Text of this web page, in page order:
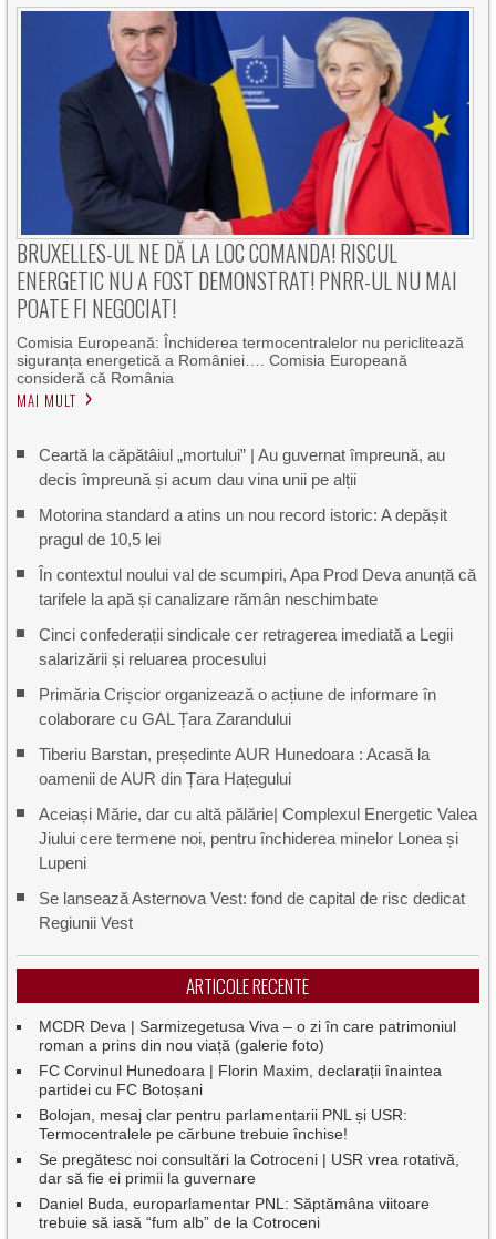
BRUXELLES-UL NE DĂ LA LOC COMANDA! RISCUL
ENERGETIC NU A FOST DEMONSTRAT! PNRR-UL NU MAI
POATE FI NEGOCIAT!
Comisia Europeană: Închiderea termocentralelor nu periclitează
siguranța energetică a României…. Comisia Europeană
consideră că România
MAI MULT
Ceartă la căpătâiul „mortului” | Au guvernat împreună, au
decis împreună și acum dau vina unii pe alții
Motorina standard a atins un nou record istoric: A depășit
pragul de 10,5 lei
În contextul noului val de scumpiri, Apa Prod Deva anunță că
tarifele la apă și canalizare rămân neschimbate
Cinci confederații sindicale cer retragerea imediată a Legii
salarizării și reluarea procesului
Primăria Crișcior organizează o acțiune de informare în
colaborare cu GAL Țara Zarandului
Tiberiu Barstan, președinte AUR Hunedoara : Acasă la
oamenii de AUR din Țara Hațegului
Aceiași Mărie, dar cu altă pălărie| Complexul Energetic Valea
Jiului cere termene noi, pentru închiderea minelor Lonea și
Lupeni
Se lansează Asternova Vest: fond de capital de risc dedicat
Regiunii Vest
ARTICOLE RECENTE
MCDR Deva | Sarmizegetusa Viva – o zi în care patrimoniul
roman a prins din nou viață (galerie foto)
FC Corvinul Hunedoara | Florin Maxim, declarații înaintea
partidei cu FC Botoșani
Bolojan, mesaj clar pentru parlamentarii PNL și USR:
Termocentralele pe cărbune trebuie închise!
Se pregătesc noi consultări la Cotroceni | USR vrea rotativă,
dar să fie ei primii la guvernare
Daniel Buda, europarlamentar PNL: Săptămâna viitoare
trebuie să iasă “fum alb” de la Cotroceni